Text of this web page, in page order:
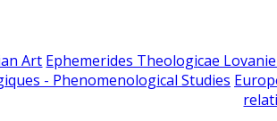
Art Ephemerides Theologicae
- Phenomenological Studies